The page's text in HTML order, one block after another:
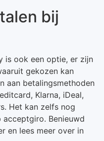
bij
is ook een optie, er zijn
gekozen kan
aan betalingsmethoden
Klarna, iDeal,
Het kan zelfs nog
Benieuwd
en lees meer over in